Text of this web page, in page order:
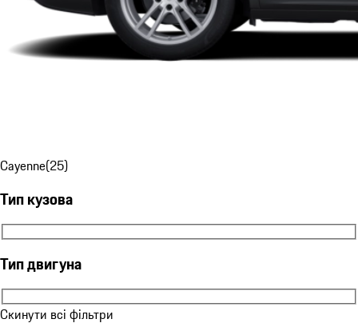
Cayenne(25)
Тип кузова
Тип кузова
Тип двигуна
Тип двигуна
Скинути всі фільтри